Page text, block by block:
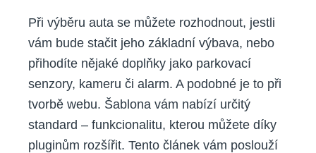
Při výběru auta se můžete rozhodnout, jestli
vám bude stačit jeho základní výbava, nebo
přihodíte nějaké doplňky jako parkovací
senzory, kameru či alarm. A podobné je to při
tvorbě webu. Šablona vám nabízí určitý
standard – funkcionalitu, kterou můžete díky
pluginům rozšířit. Tento článek vám poslouží